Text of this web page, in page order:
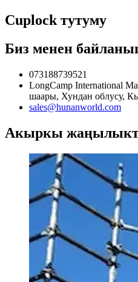
Cuplock тутуму
Биз менен
073188739521
LongCamp International
шаары, Хундан облусу,
sales@hunanworld.com
Акыркы